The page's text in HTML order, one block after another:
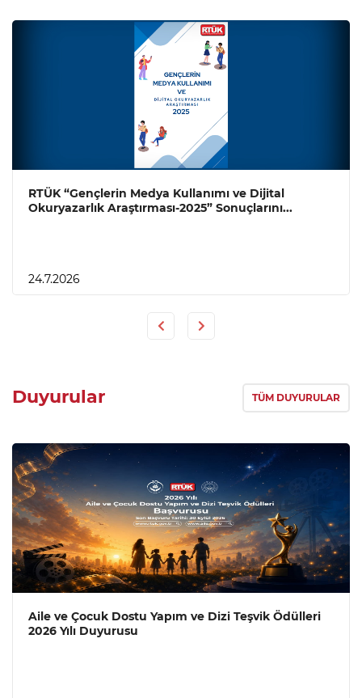
Previous
RTÜK “Gençlerin Medya Kullanımı ve Dijital
Okuryazarlık Araştırması-2025” Sonuçlarını...
24.7.2026
Next
TÜM DUYURULAR
Duyurular
Aile ve Çocuk Dostu Yapım ve Dizi Teşvik Ödülleri
2026 Yılı Duyurusu